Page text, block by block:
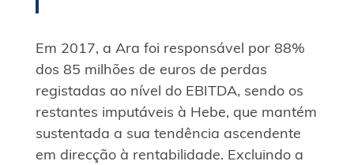
Em 2017, a Ara foi responsável por 88%
dos 85 milhões de euros de perdas
registadas ao nível do EBITDA, sendo os
restantes imputáveis à Hebe, que mantém
sustentada a sua tendência ascendente
em direcção à rentabilidade. Excluindo a